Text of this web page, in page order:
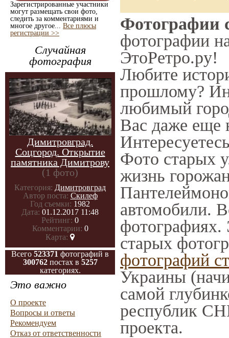
Зарегистрированные участники
могут размещать свои фото,
следить за комментариями и
многое другое... Все плюсы
регистрации >>
Случайная
фотография
Димитровград.
Соцгород. Открытие
памятника Димитрову
(1 фото)
Категория: Димитровград
Автор поста: Скилеф
Год съемки: 1982
Дата: 01.12.2017 11:48
Рейтинг: 0
Комментарии: 0
Карта:
Всего 523371 фотографий в
300762постах в 5257
категориях.
Это важно
О проекте
Вопросы и ответы
Рекомендуем
Отказ от ответственности
Фотографии
фотографии
ЭтоРетро.ру!
Любите
прошлому?
любимый
Вас даже еще
Фото старых
жизнь
автомобили.
фотографиях.
старых
фотографий
Украины
самой
республик
проекта.